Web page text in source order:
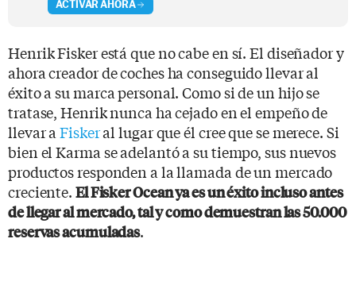
ACTIVAR AHORA
Henrik Fisker está que no cabe en sí. El diseñador y
ahora creador de coches ha conseguido llevar al
éxito a su marca personal. Como si de un hijo se
tratase, Henrik nunca ha cejado en el empeño de
llevar aFiskeral lugar que él cree que se merece. Si
bien el Karma se adelantó a su tiempo, sus nuevos
productos responden a la llamada de un mercado
creciente. El Fisker Ocean ya es un éxito incluso antes
de llegar al mercado, tal y como demuestran las 50.000
reservas acumuladas.